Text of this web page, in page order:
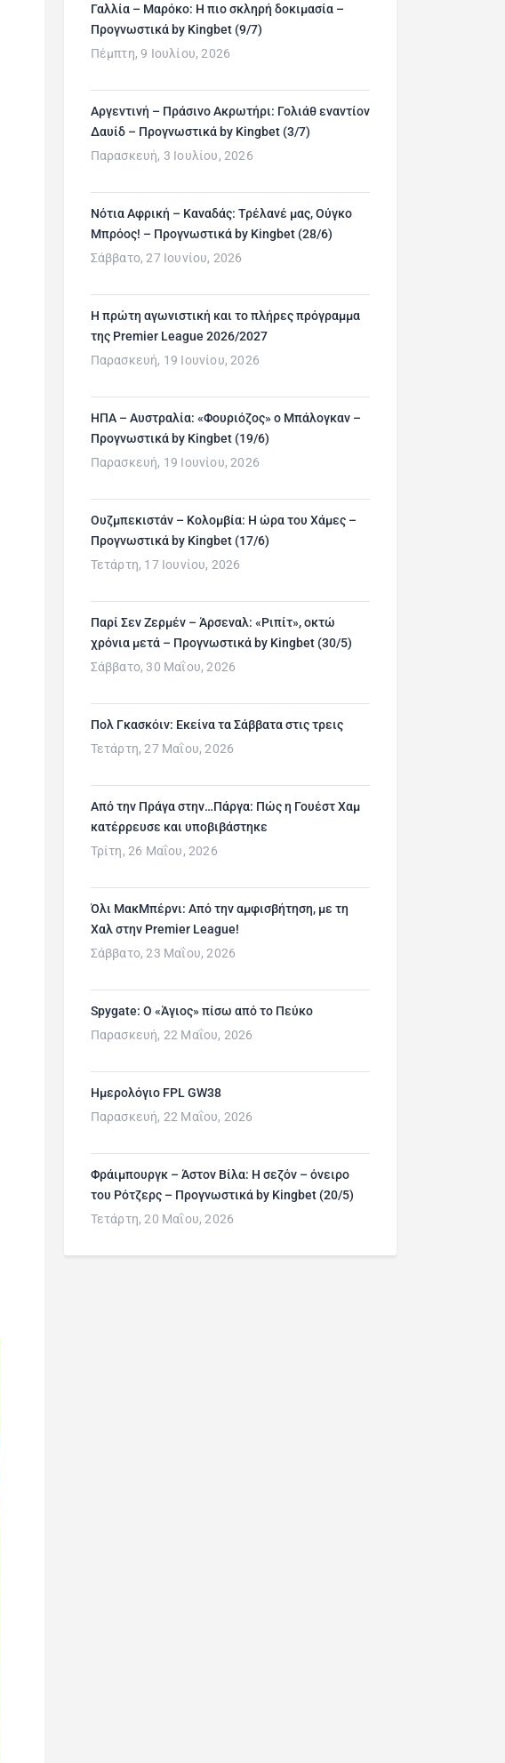
Γαλλία – Μαρόκο: Η πιο σκληρή δοκιμασία –
Προγνωστικά by Kingbet (9/7)
Πέμπτη, 9 Ιουλίου, 2026
Αργεντινή – Πράσινο Ακρωτήρι: Γολιάθ εναντίον
Δαυίδ – Προγνωστικά by Kingbet (3/7)
Παρασκευή, 3 Ιουλίου, 2026
Νότια Αφρική – Καναδάς: Τρέλανέ μας, Ούγκο
Μπρόος! – Προγνωστικά by Kingbet (28/6)
Σάββατο, 27 Ιουνίου, 2026
H πρώτη αγωνιστική και το πλήρες πρόγραμμα
της Premier League 2026/2027
Παρασκευή, 19 Ιουνίου, 2026
ΗΠΑ – Αυστραλία: «Φουριόζος» ο Μπάλογκαν –
Προγνωστικά by Kingbet (19/6)
Παρασκευή, 19 Ιουνίου, 2026
Ουζμπεκιστάν – Κολομβία: Η ώρα του Χάμες –
Προγνωστικά by Kingbet (17/6)
Τετάρτη, 17 Ιουνίου, 2026
Παρί Σεν Ζερμέν – Άρσεναλ: «Ριπίτ», οκτώ
χρόνια μετά – Προγνωστικά by Kingbet (30/5)
Σάββατο, 30 Μαΐου, 2026
Πολ Γκασκόιν: Εκείνα τα Σάββατα στις τρεις
Τετάρτη, 27 Μαΐου, 2026
Από την Πράγα στην…Πάργα: Πώς η Γουέστ Χαμ
κατέρρευσε και υποβιβάστηκε
Τρίτη, 26 Μαΐου, 2026
Όλι ΜακΜπέρνι: Aπό την αμφισβήτηση, με τη
Χαλ στην Premier League!
Σάββατο, 23 Μαΐου, 2026
Spygate: Ο «Άγιος» πίσω από το Πεύκο
Παρασκευή, 22 Μαΐου, 2026
Ημερολόγιο FPL GW38
Παρασκευή, 22 Μαΐου, 2026
Φράιμπουργκ – Άστον Βίλα: Η σεζόν – όνειρο
του Ρότζερς – Προγνωστικά by Kingbet (20/5)
Τετάρτη, 20 Μαΐου, 2026